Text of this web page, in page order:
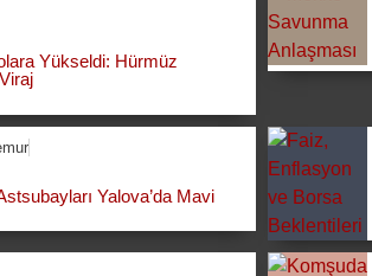
Yükseldi: Hürmüz
Yalova’da Mavi